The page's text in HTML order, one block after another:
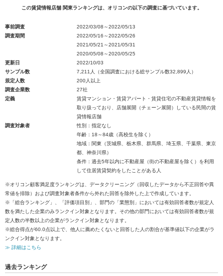
この賃貸情報店舗 関東ランキングは、オリコンの以下の調査に基づいています。
事前調査
2022/03/08～2022/05/13
調査期間
2022/05/16～2022/05/26
2021/05/21～2021/05/31
2020/05/08～2020/05/25
更新日
2022/10/03
サンプル数
7,211人（全国調査における総サンプル数32,899人）
規定人数
200人以上
調査企業数
27社
定義
賃貸マンション・賃貸アパート・賃貸住宅の不動産賃貸情報を
取り扱っており、店舗展開（チェーン展開）している民間の賃
貸情報店舗
調査対象者
性別：指定なし
年齢：18～84歳（高校生を除く）
地域：関東（茨城県、栃木県、群馬県、埼玉県、千葉県、東京
都、神奈川県）
条件：過去5年以内に不動産屋（街の不動産屋を除く）を利用
して住居賃貸契約をしたことがある人
※オリコン顧客満足度ランキングは、データクリーニング（回収したデータから不正回答や異
常値を排除）および調査対象者条件から外れた回答を除外した上で作成しています。
※「総合ランキング」、「評価項目別」、部門の「業態別」においては有効回答者数が規定人
数を満たした企業のみランクイン対象となります。その他の部門においては有効回答者数が規
定人数の半数以上の企業がランクイン対象となります。
※総合得点が60.0点以上で、他人に薦めたくないと回答した人の割合が基準値以下の企業がラ
ンクイン対象となります。
≫ 詳細はこちら
過去ランキング